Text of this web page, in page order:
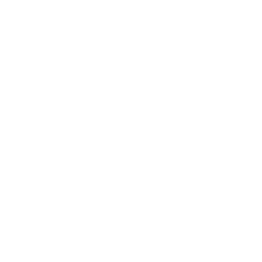
con el Toro Fernández y el fichaje de un '9' a Cruz
"Cruz Azul 2-3 Atlante: goles, videos y resumen por la Jornada